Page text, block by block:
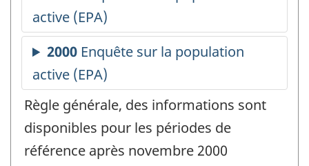
Règle générale, des informations sont
disponibles pour les périodes de
référence après novembre 2000